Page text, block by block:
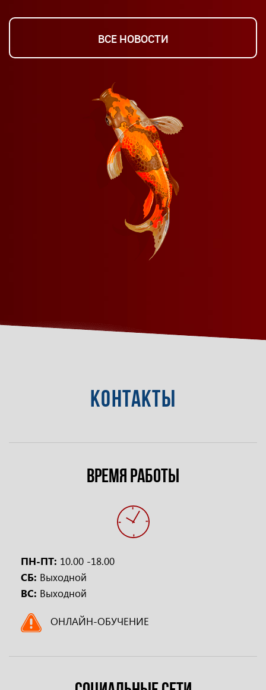
ВСЕ НОВОСТИ
КОНТАКТЫ
ВРЕМЯ РАБОТЫ
ПН-ПТ: 10.00 -18.00
СБ: Выходной
ВС: Выходной
ОНЛАЙН-ОБУЧЕНИЕ